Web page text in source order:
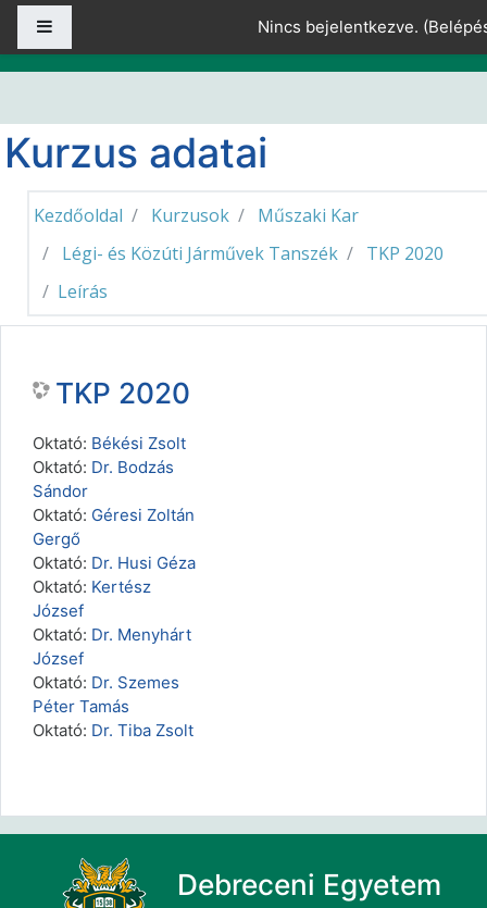
Tovább a fő tartalomhoz
Nincs bejelentkezve. (
Kurzus adatai
Kezdőoldal Kurzusok
Műszaki Kar
Légi- és Közúti Járművek Tanszék
TKP 2020
Leírás
TKP 2020
Oktató: Békési Zsolt
Oktató: Dr. Bodzás
Sándor
Oktató: Géresi Zoltán
Gergő
Oktató: Dr. Husi Géza
Oktató: Kertész
József
Oktató: Dr. Menyhárt
József
Oktató: Dr. Szemes
Péter Tamás
Oktató: Dr. Tiba Zsolt
Debreceni Egyetem